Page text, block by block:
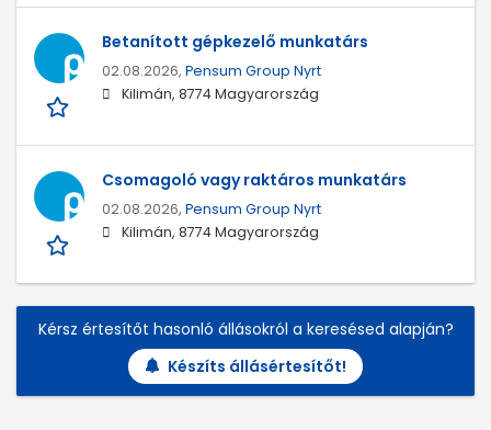
Betanított gépkezelő munkatárs
02.08.2026, Pensum Group Nyrt
Kilimán, 8774 Magyarország
Csomagoló vagy raktáros munkatárs
02.08.2026, Pensum Group Nyrt
Kilimán, 8774 Magyarország
Kérsz értesítőt hasonló állásokról a keresésed alapján?
Készíts állásértesítőt!